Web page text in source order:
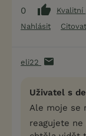
0
Kvalitní
Nahlásit
Citovat
eli22
Uživatel s
Ale moje se
reagujete ne